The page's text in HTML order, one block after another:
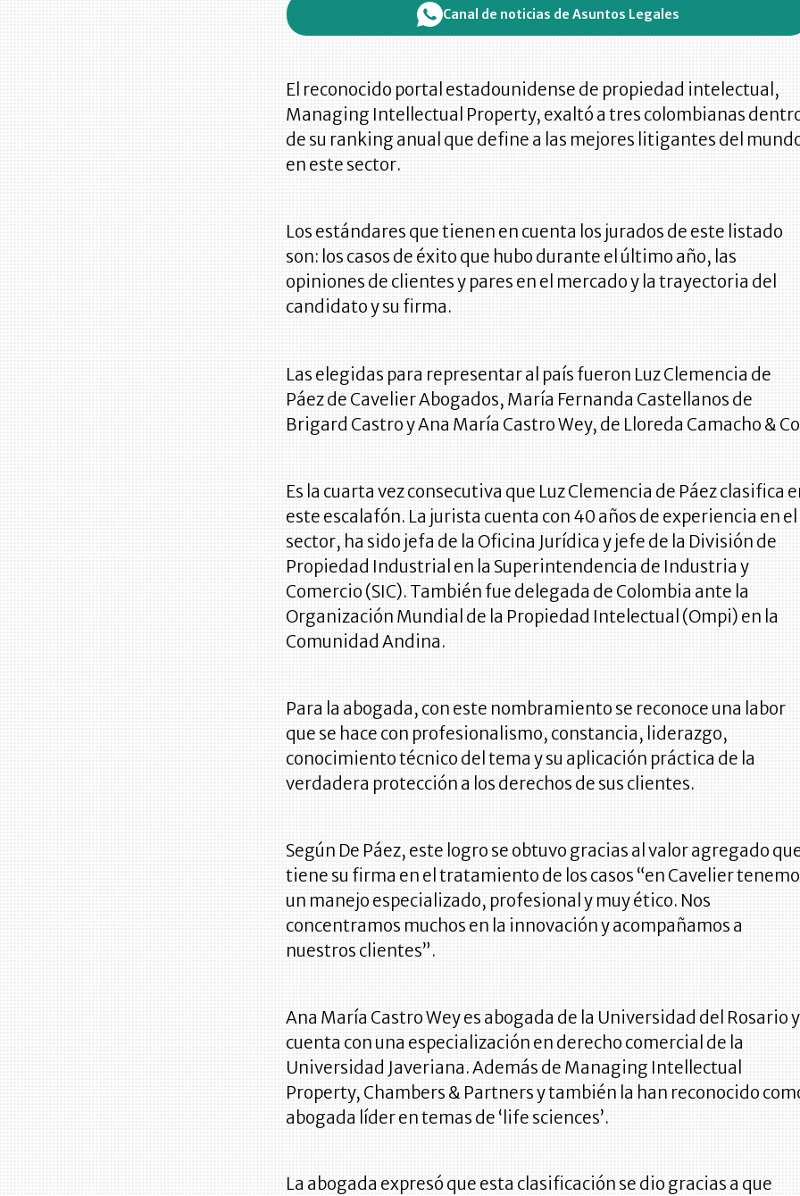
Canal de noticias de Asuntos Legales
El reconocido portal estadounidense de propiedad intelectual,
Managing Intellectual Property, exaltó a tres colombianas
de su ranking anual que define a las mejores litigantes del
en este sector.
Los estándares que tienen en cuenta los jurados de este listado
son: los casos de éxito que hubo durante el último año, las
opiniones de clientes y pares en el mercado y la trayectoria del
candidato y su firma.
Las elegidas para representar al país fueron Luz Clemencia de
Páez de Cavelier Abogados, María Fernanda Castellanos de
Brigard Castro y Ana María Castro Wey, de Lloreda Camacho &
Es la cuarta vez consecutiva que Luz Clemencia de Páez clasifica
este escalafón. La jurista cuenta con 40 años de experiencia en el
sector, ha sido jefa de la Oficina Jurídica y jefe de la División de
Propiedad Industrial en la Superintendencia de Industria y
Comercio (SIC). También fue delegada de Colombia ante la
Organización Mundial de la Propiedad Intelectual (Ompi) en la
Comunidad Andina.
Para la abogada, con este nombramiento se reconoce una labor
que se hace con profesionalismo, constancia, liderazgo,
conocimiento técnico del tema y su aplicación práctica de la
verdadera protección a los derechos de sus clientes.
Según De Páez, este logro se obtuvo gracias al valor agregado
tiene su firma en el tratamiento de los casos “en Cavelier
un manejo especializado, profesional y muy ético. Nos
concentramos muchos en la innovación y acompañamos a
nuestros clientes”.
Ana María Castro Wey es abogada de la Universidad del Rosario y
cuenta con una especialización en derecho comercial de la
Universidad Javeriana. Además de Managing Intellectual
Property, Chambers & Partners y también la han reconocido
abogada líder en temas de ‘life sciences’.
La abogada expresó que esta clasificación se dio gracias a que